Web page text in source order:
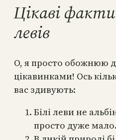
Цікаві
левів
О, я просто обожнюю
цікавинками! Ось
вас здивують:
Білі леви не
просто дуже мало.